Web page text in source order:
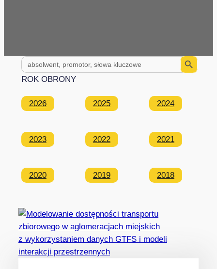
Search
for:
Search Button
ROK OBRONY
2026 2025 2024
2023 2022 2021
2020 2019 2018